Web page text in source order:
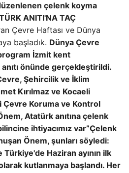
çelenk koyma
ANITI'NA TAÇ
Çevre Haftası ve Dünya
başladık. Dünya Çevre
İzmit kent
önünde gerçekleştirildi.
Şehircilik ve İklim
Kırılmaz ve Kocaeli
Koruma ve Kontrol
Atatürk anıtına çelenk
ihtiyacımız var”Çelenk
Önem, şunları söyledi:
Türkiye'de Haziran ayının ilk
kutlanmaya başlandı. Her